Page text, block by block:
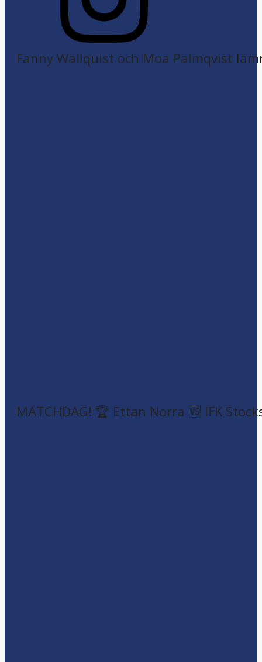
Fanny Wallquist och Moa Palmqvist
MATCHDAG! 🏆 Ettan Norra 🆚 IFK